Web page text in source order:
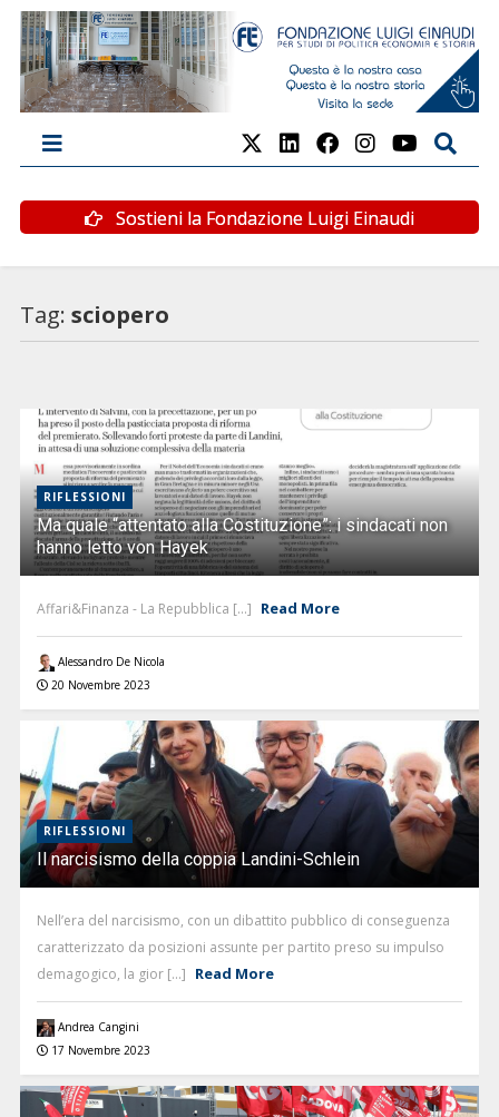
Sostieni la Fondazione Luigi Einaudi
Tag: sciopero
RIFLESSIONI
Ma quale “attentato alla Costituzione”: i sindacati non
hanno letto von Hayek
Affari&Finanza - La Repubblica [...] Read More
Alessandro De Nicola
20 Novembre 2023
RIFLESSIONI
Il narcisismo della coppia Landini-Schlein
Nell’era del narcisismo, con un dibattito pubblico di conseguenza
caratterizzato da posizioni assunte per partito preso su impulso
demagogico, la gior [...] Read More
Andrea Cangini
17 Novembre 2023